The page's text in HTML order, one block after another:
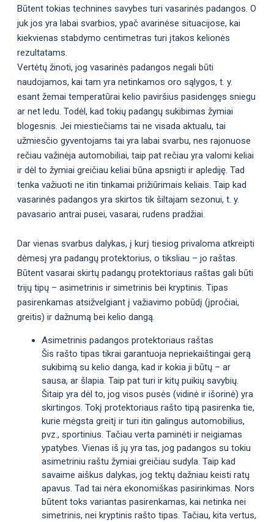
Būtent tokias technines savybes turi vasarinės padangos. O
juk jos yra labai svarbios, ypač avarinėse situacijose, kai
kiekvienas stabdymo centimetras turi įtakos kelionės
rezultatams.
Vertėtų žinoti, jog vasarinės padangos negali būti
naudojamos, kai tam yra netinkamos oro sąlygos, t. y.
esant žemai temperatūrai kelio paviršius pasidengęs sniegu
ar net ledu. Todėl, kad tokių padangų sukibimas žymiai
blogesnis. Jei miestiečiams tai ne visada aktualu, tai
užmiesčio gyventojams tai yra labai svarbu, nes rajonuose
rečiau važinėja automobiliai, taip pat rečiau yra valomi keliai
ir dėl to žymiai greičiau keliai būna apsnigti ir aplediję. Tad
tenka važiuoti ne itin tinkamai prižiūrimais keliais. Taip kad
vasarinės padangos yra skirtos tik šiltajam sezonui, t. y.
pavasario antrai pusei, vasarai, rudens pradžiai.
Dar vienas svarbus dalykas, į kurį tiesiog privaloma atkreipti
dėmesį yra padangų protektorius, o tiksliau – jo raštas.
Būtent vasarai skirtų padangų protektoriaus raštas gali būti
trijų tipų – asimetrinis ir simetrinis bei kryptinis. Tipas
pasirenkamas atsižvelgiant į važiavimo pobūdį (įpročiai,
greitis) ir dažnumą bei kelio dangą.
Asimetrinis padangos protektoriaus raštas
Šis rašto tipas tikrai garantuoja nepriekaištingai gerą
sukibimą su kelio danga, kad ir kokia ji būtų – ar
sausa, ar šlapia. Taip pat turi ir kitų puikių savybių.
Šitaip yra dėl to, jog visos pusės (vidinė ir išorinė) yra
skirtingos. Tokį protektoriaus rašto tipą pasirenka tie,
kurie mėgsta greitį ir turi itin galingus automobilius,
pvz., sportinius. Tačiau verta paminėti ir neigiamas
ypatybes. Vienas iš jų yra tas, jog padangos su tokiu
asimetriniu raštu žymiai greičiau sudyla. Taip kad
savaime aiškus dalykas, jog tektų dažniau keisti ratų
apavus. Tad tai nėra ekonomiškas pasirinkimas. Nors
būtent toks variantas pasirenkamas, kai netinka nei
simetrinis, nei kryptinis rašto tipas. Tačiau, kita vertus,